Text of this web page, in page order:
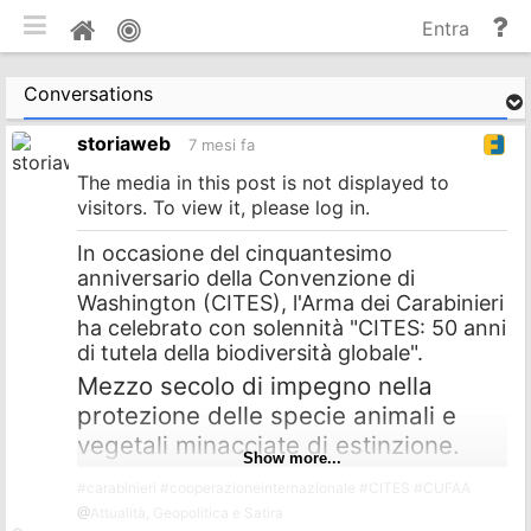
Home
e
Entra
Conversations
storiaweb 7 mesi fa
The media in this post is not displayed to
visitors. To view it, please log in.
In occasione del cinquantesimo
anniversario della Convenzione di
Washington (CITES), l'Arma dei Carabinieri
ha celebrato con solennità "CITES: 50 anni
di tutela della biodiversità globale".
Mezzo secolo di impegno nella
protezione delle specie animali e
vegetali minacciate di estinzione.
Show more...
@
commuta tema mobile